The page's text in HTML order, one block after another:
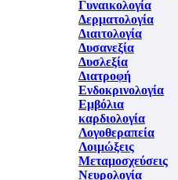
Γυναικολογία
Δερματολογία
Διαιτολογία
Δυσανεξία
Δυσλεξία
Διατροφή
Ενδοκρινολογία
Εμβόλια
καρδιολογία
Λογοθεραπεία
Λοιμώξεις
Μεταμοσχεύσεις
Νευρολογία